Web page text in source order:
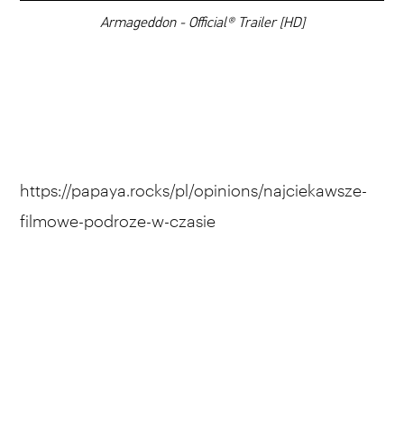
00:00Armageddon - Official® Trailer [HD]
https://papaya.rocks/pl/opinions/najciekawsze-
filmowe-podroze-w-czasie